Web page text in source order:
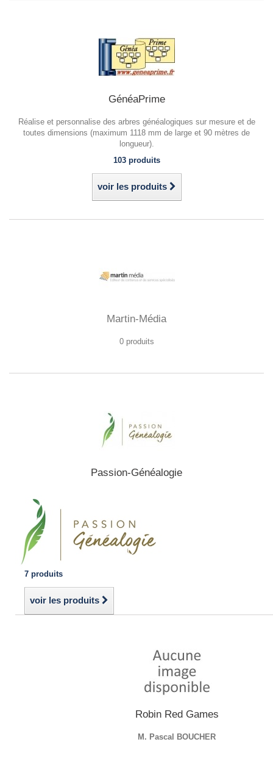
GénéaPrime
Réalise et personnalise des arbres généalogiques sur mesure et de
toutes dimensions (maximum 1118 mm de large et 90 mètres de
longueur).
103 produits
voir les produits
Martin-Média
0 produits
Passion-Généalogie
7 produits
voir les produits
Robin Red Games
M. Pascal BOUCHER